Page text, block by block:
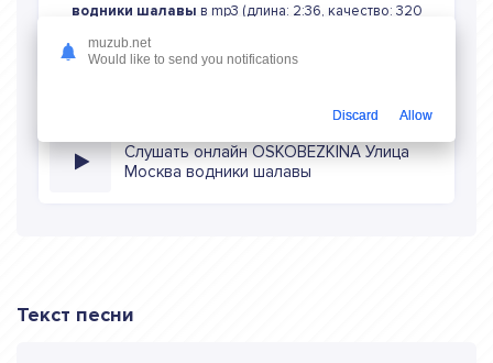
водники шалавы в mp3 (длина: 2:36, качество: 320
Слушать онлайн OSKOBEZKINA Улица
Москва водники шалавы
Текст песни
muzub.net
Would like to send you notifications
Discard Allow